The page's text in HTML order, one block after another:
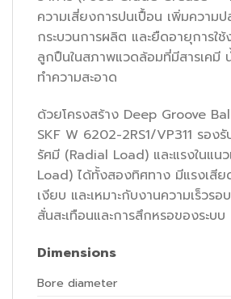
ความเสี่ยงการปนเปื้อน เพิ่มความ
กระบวนการผลิต และยืดอายุการใ
ลูกปืนในสภาพแวดล้อมที่มีสารเคมี
ทำความสะอาด
ด้วยโครงสร้าง Deep Groove
SKF W 6202-2RS1/VP311 รอง
รัศมี (Radial Load) และแรงในแน
Load) ได้ทั้งสองทิศทาง มีแรงเสี
เงียบ และเหมาะกับงานความเร็วร
สั่นสะเทือนและการสึกหรอของระบบ
Dimensions
Bore diameter